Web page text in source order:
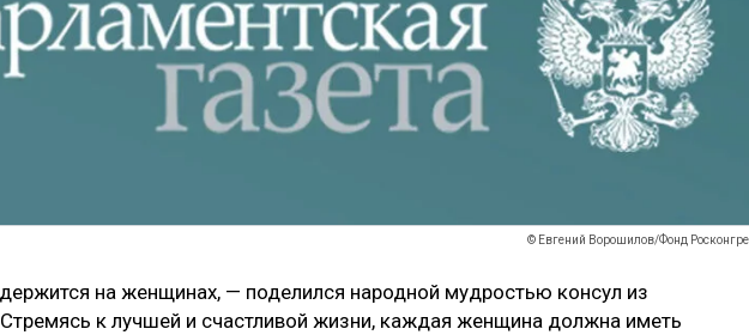
© Евгений Ворошилов/Фонд
на женщинах, — поделился народной мудростью консул из
к лучшей и счастливой жизни, каждая женщина должна иметь